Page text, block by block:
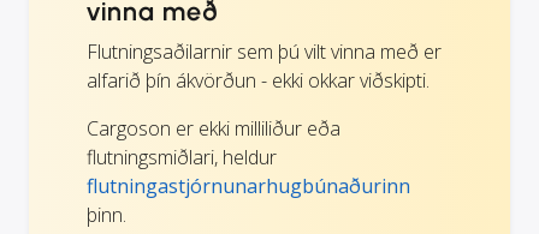
vinna með
Flutningsaðilarnir sem þú vilt vinna með er
alfarið þín ákvörðun - ekki okkar viðskipti.
Cargoson er ekki milliliður eða
flutningsmiðlari, heldur
flutningastjórnunarhugbúnaðurinn
þinn.